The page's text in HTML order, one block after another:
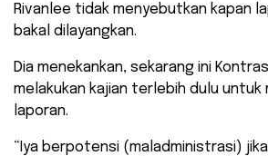
Rivanlee tidak menyebutkan kapan
bakal dilayangkan.
Dia menekankan, sekarang ini
melakukan kajian terlebih dulu untuk
laporan.
“Iya berpotensi (maladministrasi)